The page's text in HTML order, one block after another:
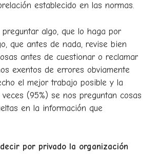
establecido en las normas.
algo, que lo haga por
que antes de nada, revise bien
antes de cuestionar o reclamar
exentos de errores obviamente
el mejor trabajo posible y la
(95%) se nos preguntan cosas
en la información que
por privado la organización